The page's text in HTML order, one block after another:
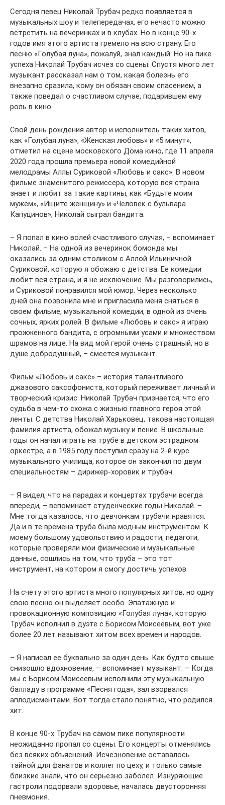
Сегодня певец Николай Трубач редко появляется в
музыкальных шоу и телепередачах, его нечасто можно
встретить на вечеринках и в клубах. Но в конце 90-х
годов имя этого артиста гремело на всю страну. Его
песню «Голубая луна», пожалуй, знал каждый. Но на пике
успеха Николай Трубач исчез со сцены. Спустя много лет
музыкант рассказал нам о том, какая болезнь его
внезапно сразила, кому он обязан своим спасением, а
также поведал о счастливом случае, подарившем ему
роль в кино.
Свой день рождения автор и исполнитель таких хитов,
как «Голубая луна», «Женская любовь» и «5 минут»,
отметил на сцене московского Дома кино, где 11 апреля
2020 года прошла премьера новой комедийной
мелодрамы Аллы Суриковой «Любовь и сакс». В новом
фильме знаменитого режиссера, которую вся страна
знает и любит за такие картины, как «Будьте моим
мужем», «Ищите женщину» и «Человек с бульвара
Капуцинов», Николай сыграл бандита.
– Я попал в кино волей счастливого случая, – вспоминает
Николай. – На одной из вечеринок бомонда мы
оказались за одним столиком с Аллой Ильиничной
Суриковой, которую я обожаю с детства. Ее комедии
любит вся страна, и я не исключение. Мы разговорились,
и Суриковой понравился мой юмор. Через несколько
дней она позвонила мне и пригласила меня сняться в
своем фильме, музыкальной комедии, в одной из очень
сочных, ярких ролей. В фильме «Любовь и сакс» я играю
прожженного бандита, с огромными усами и множеством
шрамов на лице. На вид мой герой очень страшный, но в
душе добродушный, – смеется музыкант.
Фильм «Любовь и сакс» – история талантливого
джазового саксофониста, который переживает личный и
творческий кризис. Николай Трубач признается, что его
судьба в чем-то схожа с жизнью главного героя этой
ленты. С детства Николай Харьковец, такова настоящая
фамилия артиста, обожал музыку и пение. В школьные
годы он начал играть на трубе в детском эстрадном
оркестре, а в 1985 году поступил сразу на 2-й курс
музыкального училища, которое он закончил по двум
специальностям – дирижер-хоровик и трубач.
– Я видел, что на парадах и концертах трубачи всегда
впереди, – вспоминает студенческие годы Николай. –
Мне тогда казалось, что девчонкам трубачи нравятся.
Да и в те времена труба была модным инструментом. К
моему большому удовольствию и радости, педагоги,
которые проверяли мои физические и музыкальные
данные, сошлись на том, что труба – это тот
инструмент, на котором я смогу достичь успехов.
На счету этого артиста много популярных хитов, но одну
свою песню он выделяет особо. Эпатажную и
провокационную композицию «Голубая луна», которую
Трубач исполнил в дуэте с Борисом Моисеевым, вот уже
более 20 лет называют хитом всех времен и народов.
– Я написал ее буквально за один день. Как будто свыше
снизошло вдохновение, – вспоминает музыкант. – Когда
мы с Борисом Моисеевым исполнили эту музыкальную
балладу в программе «Песня года», зал взорвался
аплодисментами. Вот тогда стало понятно, что родился
хит.
В конце 90-х Трубач на самом пике популярности
неожиданно пропал со сцены. Его концерты отменялись
без всяких объяснений. Исчезновение оставалось
тайной для фанатов и коллег по цеху, и только самые
близкие знали, что он серьезно заболел. Изнуряющие
гастроли подорвали здоровье, началась двусторонняя
пневмония.